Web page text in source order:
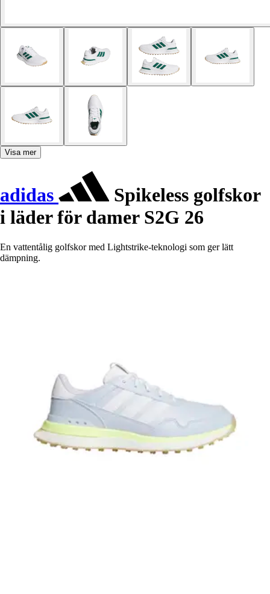
Visa mer
adidas
Spikeless golfskor
i läder för damer S2G 26
En vattentålig golfskor med Lightstrike-teknologi som ger lätt
dämpning.